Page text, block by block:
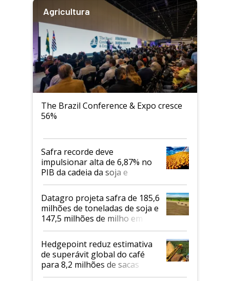
Agricultura
The Brazil Conference & Expo cresce
56%
Safra recorde deve
impulsionar alta de 6,87% no
PIB da cadeia da soja e
biodiesel em 2026
Datagro projeta safra de 185,6
milhões de toneladas de soja e
147,5 milhões de milho em
2026/27
Hedgepoint reduz estimativa
de superávit global do café
para 8,2 milhões de sacas